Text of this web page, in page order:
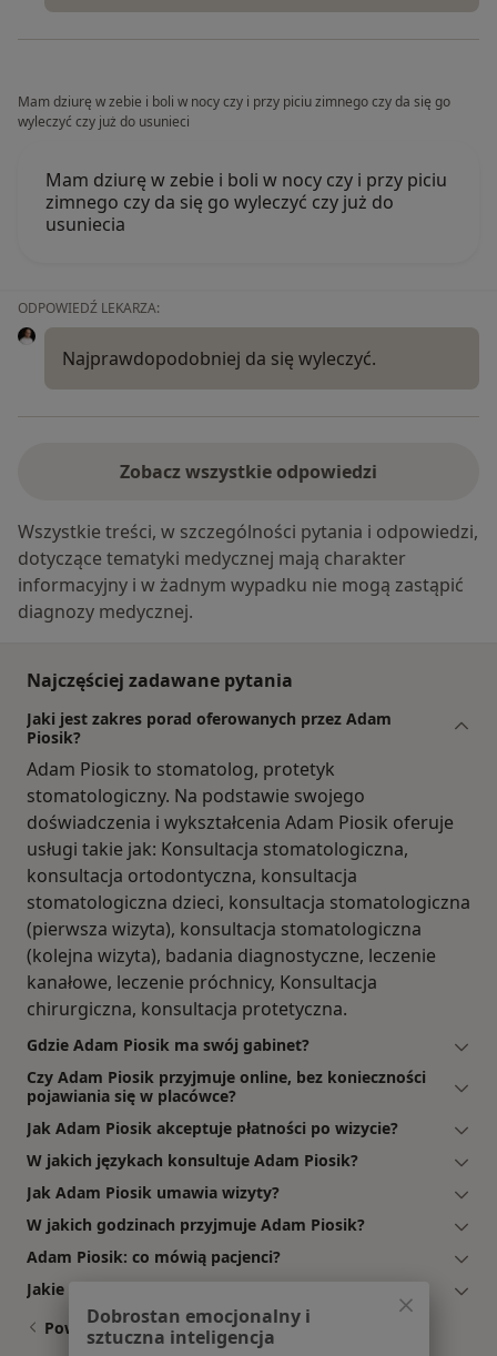
Mam dziurę w zebie i boli w nocy czy i przy piciu zimnego czy da się go
wyleczyć czy już do usunieci
Mam dziurę w zebie i boli w nocy czy i przy piciu
zimnego czy da się go wyleczyć czy już do
usuniecia
ODPOWIEDŹ LEKARZA:
Najprawdopodobniej da się wyleczyć.
Zobacz wszystkie odpowiedzi
Wszystkie treści, w szczególności pytania i odpowiedzi,
dotyczące tematyki medycznej mają charakter
informacyjny i w żadnym wypadku nie mogą zastąpić
diagnozy medycznej.
Najczęściej zadawane pytania
Jaki jest zakres porad oferowanych przez Adam
Piosik?
Adam Piosik to stomatolog, protetyk
stomatologiczny. Na podstawie swojego
doświadczenia i wykształcenia Adam Piosik oferuje
usługi takie jak: Konsultacja stomatologiczna,
konsultacja ortodontyczna, konsultacja
stomatologiczna dzieci, konsultacja stomatologiczna
(pierwsza wizyta), konsultacja stomatologiczna
(kolejna wizyta), badania diagnostyczne, leczenie
kanałowe, leczenie próchnicy, Konsultacja
chirurgiczna, konsultacja protetyczna.
Gdzie Adam Piosik ma swój gabinet?
Czy Adam Piosik przyjmuje online, bez konieczności
pojawiania się w placówce?
Jak Adam Piosik akceptuje płatności po wizycie?
W jakich językach konsultuje Adam Piosik?
Jak Adam Piosik umawia wizyty?
W jakich godzinach przyjmuje Adam Piosik?
Adam Piosik: co mówią pacjenci?
Jakie ubezpieczenia akceptuje Adam Piosik?
Powiązane wyszukiwania
Dobrostan emocjonalny i
sztuczna inteligencja